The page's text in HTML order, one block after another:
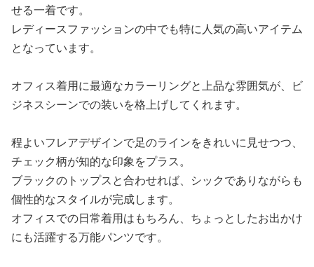
せる一着です。
レディースファッションの中でも特に人気の高いアイテム
となっています。
オフィス着用に最適なカラーリングと上品な雰囲気が、ビ
ジネスシーンでの装いを格上げしてくれます。
程よいフレアデザインで足のラインをきれいに見せつつ、
チェック柄が知的な印象をプラス。
ブラックのトップスと合わせれば、シックでありながらも
個性的なスタイルが完成します。
オフィスでの日常着用はもちろん、ちょっとしたお出かけ
にも活躍する万能パンツです。